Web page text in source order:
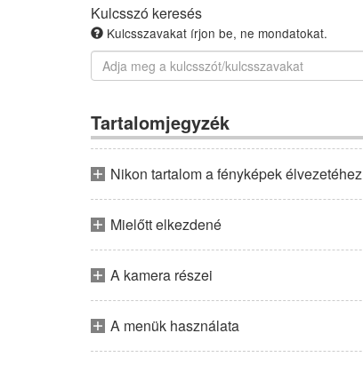
Kulcsszó keresés
Kulcsszavakat írjon be, ne mondatokat.
Tartalomjegyzék
Nikon tartalom a fényképek élvezetéhez
Mielőtt elkezdené
A kamera részei
A menük használata